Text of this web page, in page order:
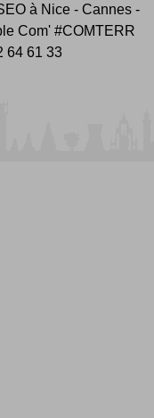
à Nice - Cannes -
Com' #COMTERR
64 61 33